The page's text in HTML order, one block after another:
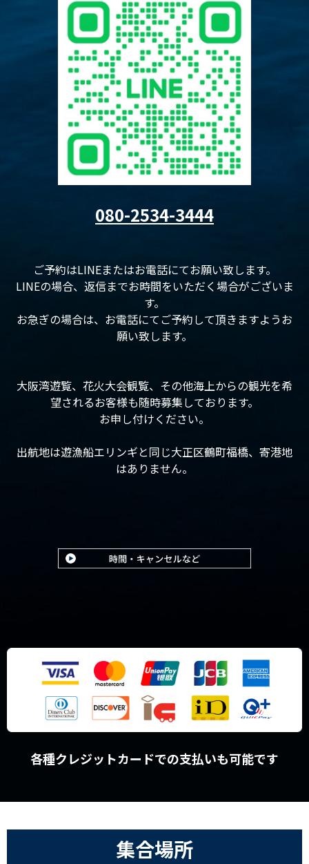
080-2534-3444
ご予約はLINEまたはお電話にてお願い致します。
LINEの場合、返信までお時間をいただく場合がございま
す。
お急ぎの場合は、お電話にてご予約して頂きますようお
願い致します。
大阪湾遊覧、花火大会観覧、その他海上からの観光を希
望されるお客様も随時募集しております。
お申し付けください。
出航地は遊漁船エリンギと同じ大正区鶴町福橋、寄港地
はありません。
各種クレジットカードでの支払いも可能です
集合場所